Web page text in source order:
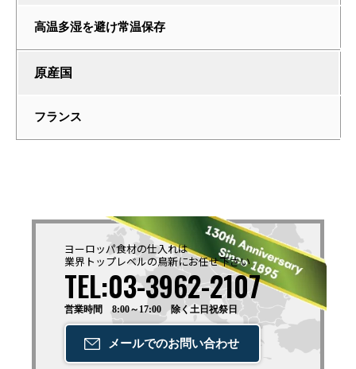
高温多湿を避け常温保存
原産国
フランス
ヨーロッパ食材の仕入れは
業界トップレベルの鳥新にお任せ下さい
TEL:03-3962-2107
営業時間 8:00～17:00 除く土日祝祭日
メールでのお問い合わせ